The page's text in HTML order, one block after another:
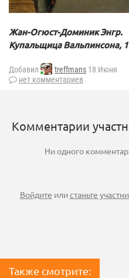
Жан-Огюст-Доминик Энгр.
Купальщица Вальпинсона,
Добавил treffmans 18 Июня
нет комментариев
Комментарии
Ни одного
Войдите илистаньте
Также смотрите: